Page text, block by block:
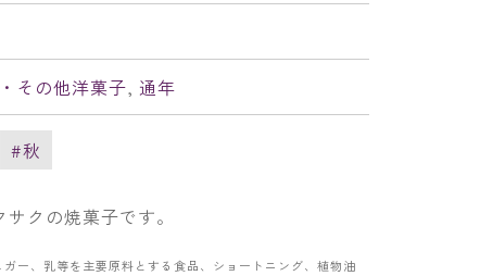
その他洋菓子, 通年
#秋
クの焼菓子です。
ー、乳等を主要原料とする食品、ショートニング、植物油